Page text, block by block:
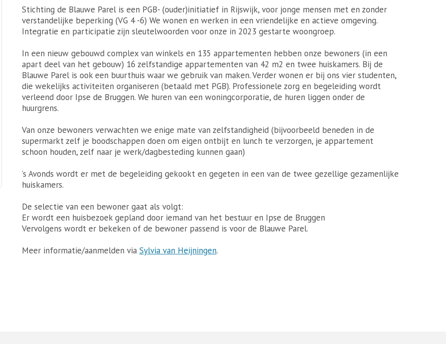
Stichting de Blauwe Parel is een PGB- (ouder)initiatief in Rijswijk, voor jonge mensen met en zonder
verstandelijke beperking (VG 4 -6) We wonen en werken in een vriendelijke en actieve omgeving.
Integratie en participatie zijn sleutelwoorden voor onze in 2023 gestarte woongroep.
In een nieuw gebouwd complex van winkels en 135 appartementen hebben onze bewoners (in een
apart deel van het gebouw) 16 zelfstandige appartementen van 42 m2 en twee huiskamers. Bij de
Blauwe Parel is ook een buurthuis waar we gebruik van maken. Verder wonen er bij ons vier studenten,
die wekelijks activiteiten organiseren (betaald met PGB). Professionele zorg en begeleiding wordt
verleend door Ipse de Bruggen. We huren van een woningcorporatie, de huren liggen onder de
huurgrens.
Van onze bewoners verwachten we enige mate van zelfstandigheid (bijvoorbeeld beneden in de
supermarkt zelf je boodschappen doen om eigen ontbijt en lunch te verzorgen, je appartement
schoon houden, zelf naar je werk/dagbesteding kunnen gaan)
’s Avonds wordt er met de begeleiding gekookt en gegeten in een van de twee gezellige gezamenlijke
huiskamers.
De selectie van een bewoner gaat als volgt:
Er wordt een huisbezoek gepland door iemand van het bestuur en Ipse de Bruggen
Vervolgens wordt er bekeken of de bewoner passend is voor de Blauwe Parel.
Meer informatie/aanmelden via Sylvia van Heijningen.